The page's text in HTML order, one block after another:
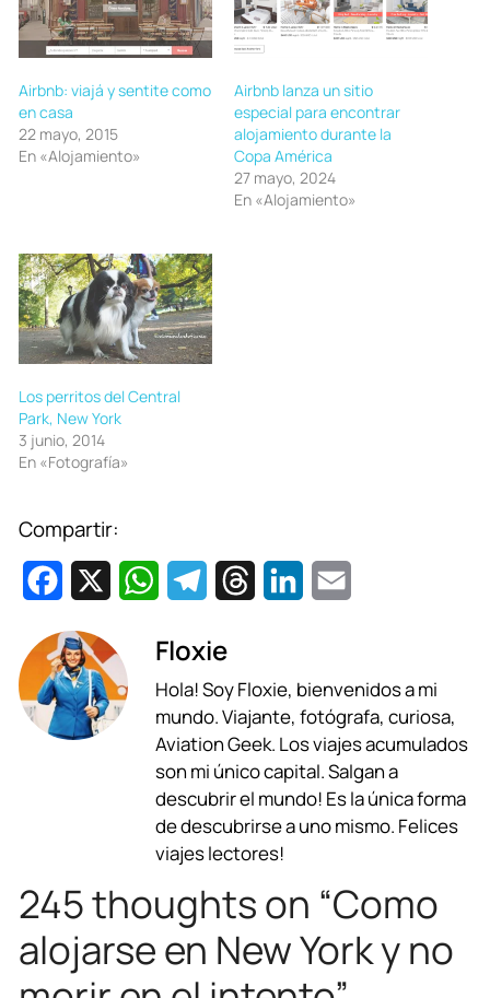
Airbnb: viajá y sentite como
en casa
22 mayo, 2015
En «Alojamiento»
Airbnb lanza un sitio
especial para encontrar
alojamiento durante la
Copa América
27 mayo, 2024
En «Alojamiento»
Los perritos del Central
Park, New York
3 junio, 2014
En «Fotografía»
Compartir:
c
e
b
W
a
t
s
A
p
p
l
e
g
r
a
m
e
a
d
s
k
e
d
i
l
Floxie
Hola! Soy Floxie, bienvenidos a mi
mundo. Viajante, fotógrafa, curiosa,
Aviation Geek. Los viajes acumulados
son mi único capital. Salgan a
descubrir el mundo! Es la única forma
de descubrirse a uno mismo. Felices
viajes lectores!
245 thoughts on “Como
alojarse en New York y no